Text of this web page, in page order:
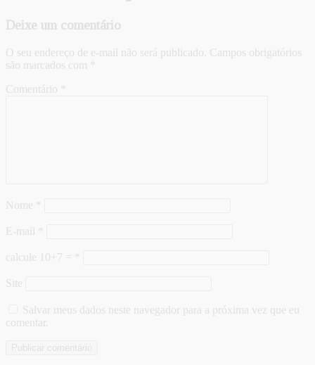
Deixe um comentário
O seu endereço de e-mail não será publicado. Campos obrigatórios
são marcados com
Comentário
Nome
E-mail
calcule 10+7 =
Site
Salvar meus dados neste navegador para a próxima vez que eu
comentar.